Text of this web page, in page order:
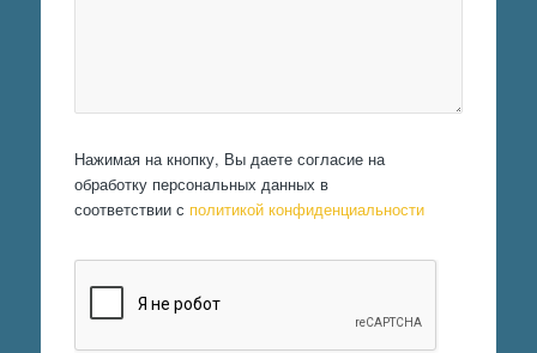
Нажимая на кнопку, Вы даете согласие на
обработку персональных данных в
соответствии с политикой конфиденциальности